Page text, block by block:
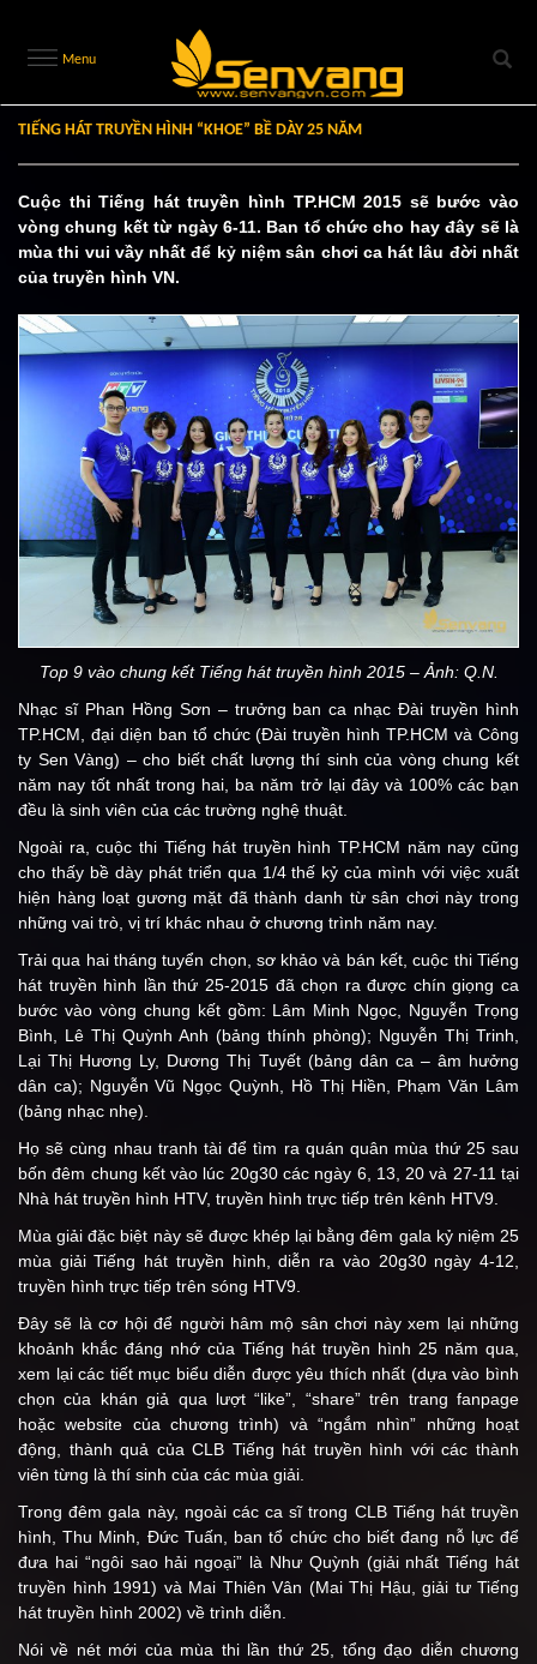
Menu
TIẾNG HÁT TRUYỀN HÌNH “KHOE” BỀ DÀY 25 NĂM
Cuộc thi Tiếng hát truyền hình TP.HCM 2015 sẽ bước vào
vòng chung kết từ ngày 6-11. Ban tổ chức cho hay đây sẽ là
mùa thi vui vầy nhất để kỷ niệm sân chơi ca hát lâu đời nhất
của truyền hình VN.
Top 9 vào chung kết Tiếng hát truyền hình 2015 – Ảnh: Q.N.
Nhạc sĩ Phan Hồng Sơn – trưởng ban ca nhạc Đài truyền hình
TP.HCM, đại diện ban tổ chức (Đài truyền hình TP.HCM và Công
ty Sen Vàng) – cho biết chất lượng thí sinh của vòng chung kết
năm nay tốt nhất trong hai, ba năm trở lại đây và 100% các bạn
đều là sinh viên của các trường nghệ thuật.
Ngoài ra, cuộc thi Tiếng hát truyền hình TP.HCM năm nay cũng
cho thấy bề dày phát triển qua 1/4 thế kỷ của mình với việc xuất
hiện hàng loạt gương mặt đã thành danh từ sân chơi này trong
những vai trò, vị trí khác nhau ở chương trình năm nay.
Trải qua hai tháng tuyển chọn, sơ khảo và bán kết, cuộc thi Tiếng
hát truyền hình lần thứ 25-2015 đã chọn ra được chín giọng ca
bước vào vòng chung kết gồm: Lâm Minh Ngọc, Nguyễn Trọng
Bình, Lê Thị Quỳnh Anh (bảng thính phòng); Nguyễn Thị Trinh,
Lại Thị Hương Ly, Dương Thị Tuyết (bảng dân ca – âm hưởng
dân ca); Nguyễn Vũ Ngọc Quỳnh, Hồ Thị Hiền, Phạm Văn Lâm
(bảng nhạc nhẹ).
Họ sẽ cùng nhau tranh tài để tìm ra quán quân mùa thứ 25 sau
bốn đêm chung kết vào lúc 20g30 các ngày 6, 13, 20 và 27-11 tại
Nhà hát truyền hình HTV, truyền hình trực tiếp trên kênh HTV9.
Mùa giải đặc biệt này sẽ được khép lại bằng đêm gala kỷ niệm 25
mùa giải Tiếng hát truyền hình, diễn ra vào 20g30 ngày 4-12,
truyền hình trực tiếp trên sóng HTV9.
Đây sẽ là cơ hội để người hâm mộ sân chơi này xem lại những
khoảnh khắc đáng nhớ của Tiếng hát truyền hình 25 năm qua,
xem lại các tiết mục biểu diễn được yêu thích nhất (dựa vào bình
chọn của khán giả qua lượt “like”, “share” trên trang fanpage
hoặc website của chương trình) và “ngắm nhìn” những hoạt
động, thành quả của CLB Tiếng hát truyền hình với các thành
viên từng là thí sinh của các mùa giải.
Trong đêm gala này, ngoài các ca sĩ trong CLB Tiếng hát truyền
hình, Thu Minh, Đức Tuấn, ban tổ chức cho biết đang nỗ lực để
đưa hai “ngôi sao hải ngoại” là Như Quỳnh (giải nhất Tiếng hát
truyền hình 1991) và Mai Thiên Vân (Mai Thị Hậu, giải tư Tiếng
hát truyền hình 2002) về trình diễn.
Nói về nét mới của mùa thi lần thứ 25, tổng đạo diễn chương